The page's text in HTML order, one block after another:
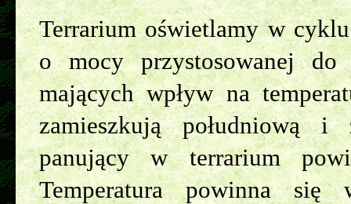
Terrarium oświetlamy w
o mocy przystosowanej
mających wpływ na
zamieszkują południową
panujący w terrarium
Temperatura powinna